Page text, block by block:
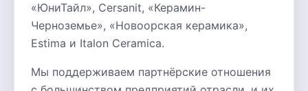
«ЮниТайл», Cersanit, «Керамин-
Черноземье», «Новоорская керамика»,
Estima и Italon Ceramica.
Мы поддерживаем партнёрские отношения